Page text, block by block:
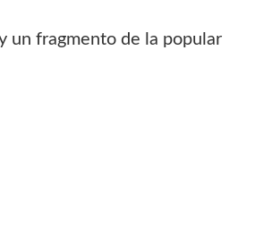
un fragmento de la popular